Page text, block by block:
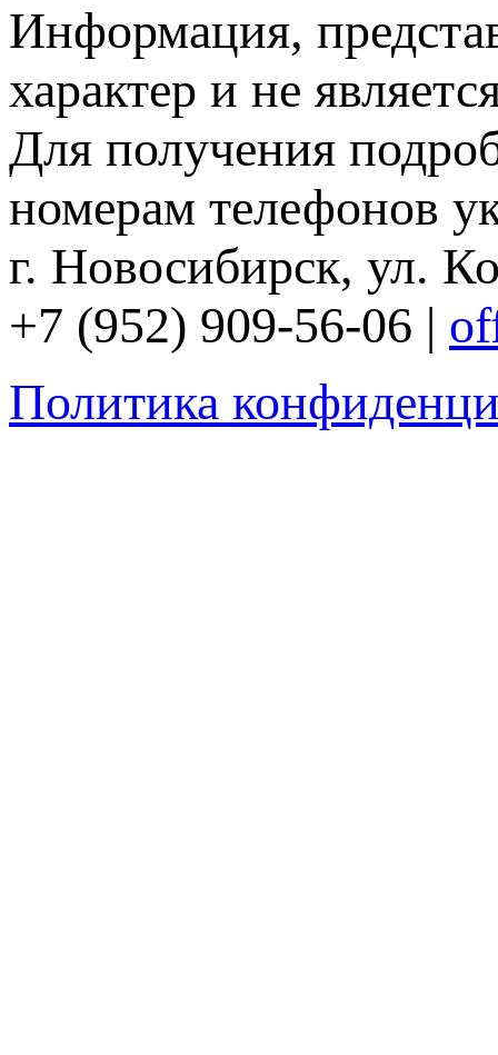
Информация,
характер и не
Для получения
номерам телефонов
г. Новосибирск, ул.
+7 (952) 909-56-06 |
Политика